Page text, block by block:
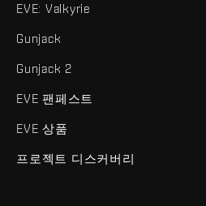
EVE: Valkyrie
Gunjack
Gunjack 2
EVE 팬페스트
EVE 상품
프로젝트 디스커버리